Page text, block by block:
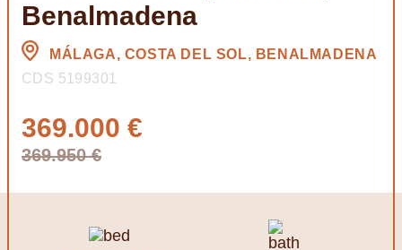
Benalmadena
MÁLAGA, COSTA DEL SOL, BENALMADENA
CDS 5199301
369.000 €
369.950 €